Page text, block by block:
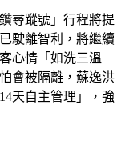
尋蹤號」行程將提
駛離智利，將繼續
心情「如洗三溫
會被隔離，蘇逸洪
天自主管理」，強